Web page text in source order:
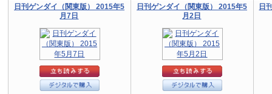
日刊ゲンダイ（関東版） 2015年5
月7日
日刊ゲンダイ（関東版） 2015年5
月2日
日